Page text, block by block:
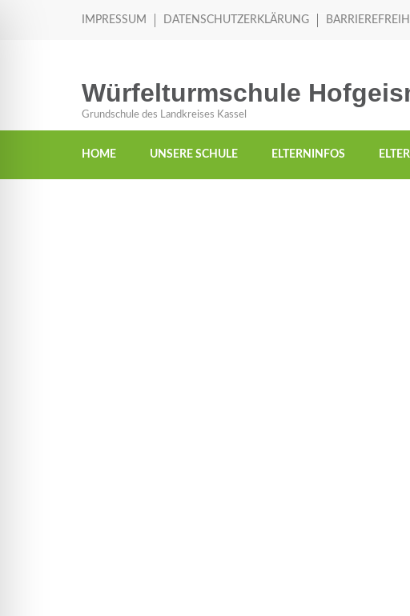
IMPRESSUM DATENSCHUTZERKLÄRUNG
Würfelturmschule
Grundschule des Landkreises Kassel
HOME UNSERE SCHULE ELTERNINFOS